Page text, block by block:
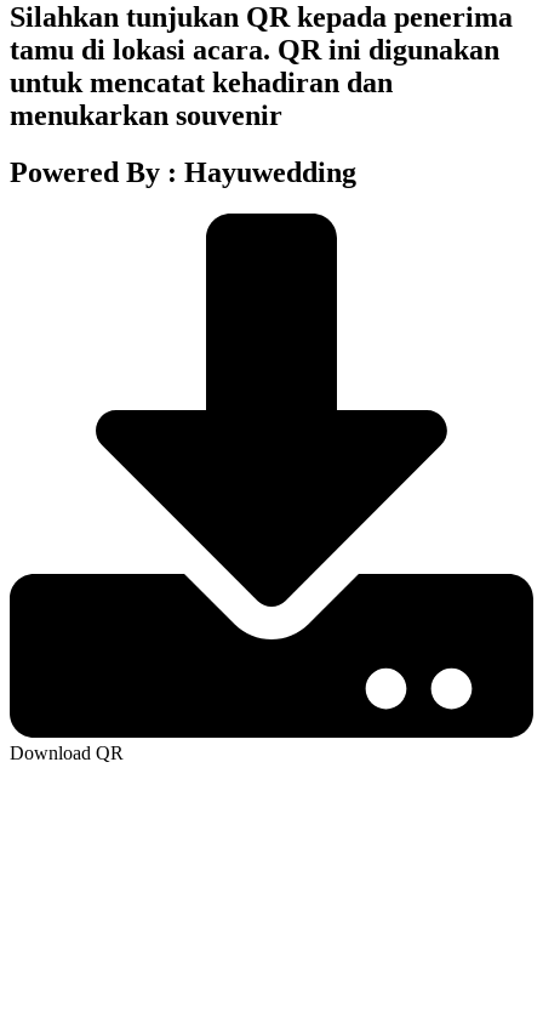
Silahkan tunjukan QR kepada penerima
tamu di lokasi acara. QR ini digunakan
untuk mencatat kehadiran dan
menukarkan souvenir
Powered By : Hayuwedding
Download QR